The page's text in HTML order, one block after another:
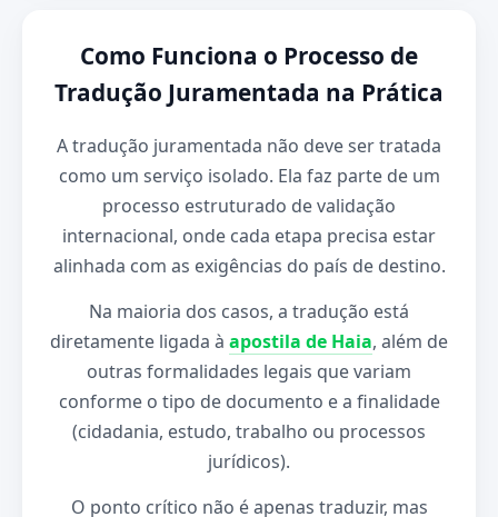
Como Funciona o Processo de
Tradução Juramentada na Prática
A tradução juramentada não deve ser tratada
como um serviço isolado. Ela faz parte de um
processo estruturado de validação
internacional, onde cada etapa precisa estar
alinhada com as exigências do país de destino.
Na maioria dos casos, a tradução está
diretamente ligada à apostila de Haia, além de
outras formalidades legais que variam
conforme o tipo de documento e a finalidade
(cidadania, estudo, trabalho ou processos
jurídicos).
O ponto crítico não é apenas traduzir, mas